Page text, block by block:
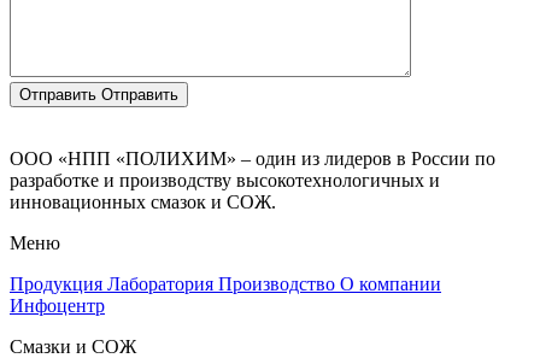
Отправить Отправить
ООО «НПП «ПОЛИХИМ» – один из лидеров в России по
разработке и производству высокотехнологичных и
инновационных смазок и СОЖ.
Меню
Продукция Лаборатория Производство О компании
Инфоцентр
Смазки и СОЖ